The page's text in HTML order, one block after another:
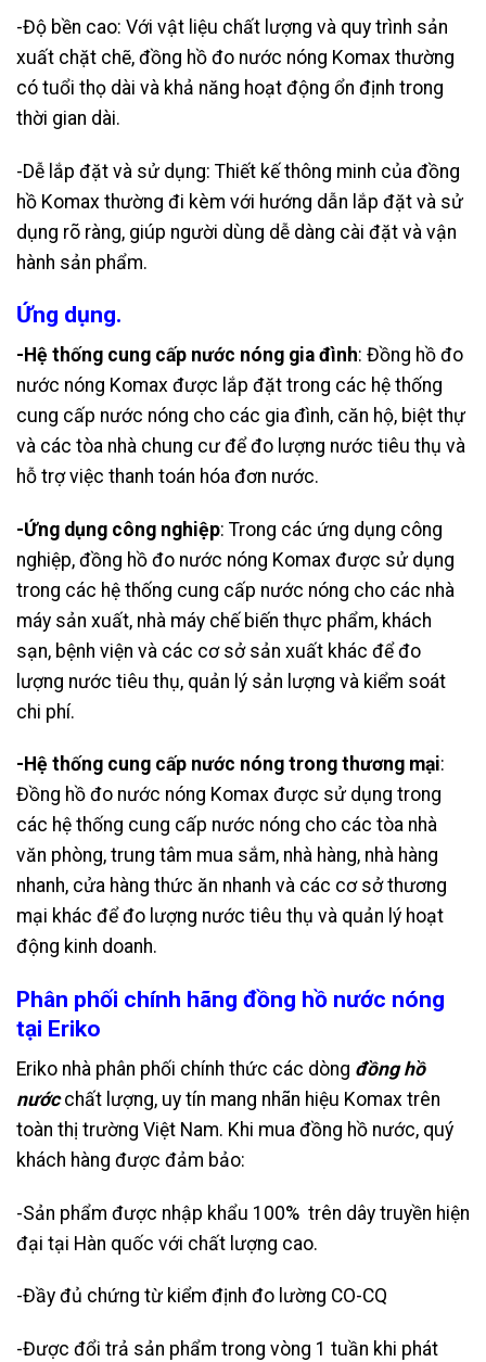
-Độ bền cao: Với vật liệu chất lượng và quy trình sản
xuất chặt chẽ, đồng hồ đo nước nóng Komax thường
có tuổi thọ dài và khả năng hoạt động ổn định trong
thời gian dài.
-Dễ lắp đặt và sử dụng: Thiết kế thông minh của đồng
hồ Komax thường đi kèm với hướng dẫn lắp đặt và sử
dụng rõ ràng, giúp người dùng dễ dàng cài đặt và vận
hành sản phẩm.
Ứng dụng.
-Hệ thống cung cấp nước nóng gia đình: Đồng hồ đo
nước nóng Komax được lắp đặt trong các hệ thống
cung cấp nước nóng cho các gia đình, căn hộ, biệt thự
và các tòa nhà chung cư để đo lượng nước tiêu thụ và
hỗ trợ việc thanh toán hóa đơn nước.
-Ứng dụng công nghiệp: Trong các ứng dụng công
nghiệp, đồng hồ đo nước nóng Komax được sử dụng
trong các hệ thống cung cấp nước nóng cho các nhà
máy sản xuất, nhà máy chế biến thực phẩm, khách
sạn, bệnh viện và các cơ sở sản xuất khác để đo
lượng nước tiêu thụ, quản lý sản lượng và kiểm soát
chi phí.
-Hệ thống cung cấp nước nóng trong thương mại:
Đồng hồ đo nước nóng Komax được sử dụng trong
các hệ thống cung cấp nước nóng cho các tòa nhà
văn phòng, trung tâm mua sắm, nhà hàng, nhà hàng
nhanh, cửa hàng thức ăn nhanh và các cơ sở thương
mại khác để đo lượng nước tiêu thụ và quản lý hoạt
động kinh doanh.
Phân phối chính hãng đồng hồ nước nóng
tại Eriko
Eriko nhà phân phối chính thức các dòng đồng hồ
nướcchất lượng, uy tín mang nhãn hiệu Komax trên
toàn thị trường Việt Nam. Khi mua đồng hồ nước, quý
khách hàng được đảm bảo:
-Sản phẩm được nhập khẩu 100% trên dây truyền hiện
đại tại Hàn quốc với chất lượng cao.
-Đầy đủ chứng từ kiểm định đo lường CO-CQ
-Được đổi trả sản phẩm trong vòng 1 tuần khi phát